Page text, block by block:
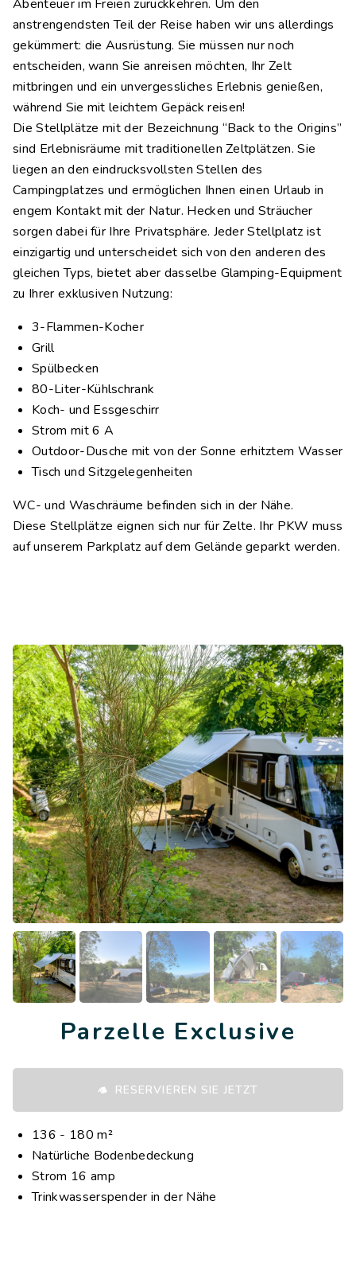
Abenteuer im Freien zurückkehren. Um den
anstrengendsten Teil der Reise haben wir uns allerdings
gekümmert: die Ausrüstung. Sie müssen nur noch
entscheiden, wann Sie anreisen möchten, Ihr Zelt
mitbringen und ein unvergessliches Erlebnis genießen,
während Sie mit leichtem Gepäck reisen!
Die Stellplätze mit der Bezeichnung “Back to the Origins”
sind Erlebnisräume mit traditionellen Zeltplätzen. Sie
liegen an den eindrucksvollsten Stellen des
Campingplatzes und ermöglichen Ihnen einen Urlaub in
engem Kontakt mit der Natur. Hecken und Sträucher
sorgen dabei für Ihre Privatsphäre. Jeder Stellplatz ist
einzigartig und unterscheidet sich von den anderen des
gleichen Typs, bietet aber dasselbe Glamping-Equipment
zu Ihrer exklusiven Nutzung:
3-Flammen-Kocher
Grill
Spülbecken
80-Liter-Kühlschrank
Koch- und Essgeschirr
Strom mit 6 A
Outdoor-Dusche mit von der Sonne erhitztem Wasser
Tisch und Sitzgelegenheiten
WC- und Waschräume befinden sich in der Nähe.
Diese Stellplätze eignen sich nur für Zelte. Ihr PKW muss
auf unserem Parkplatz auf dem Gelände geparkt werden.
Parzelle Exclusive
RESERVIEREN SIE JETZT
136 - 180 m²
Natürliche Bodenbedeckung
Strom 16 amp
Trinkwasserspender in der Nähe